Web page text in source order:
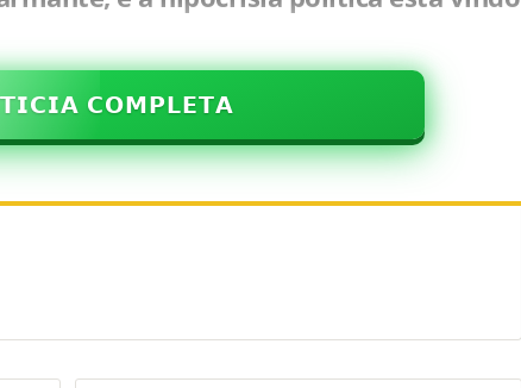
𝗖𝗢𝗠𝗣𝗟𝗘𝗧𝗔